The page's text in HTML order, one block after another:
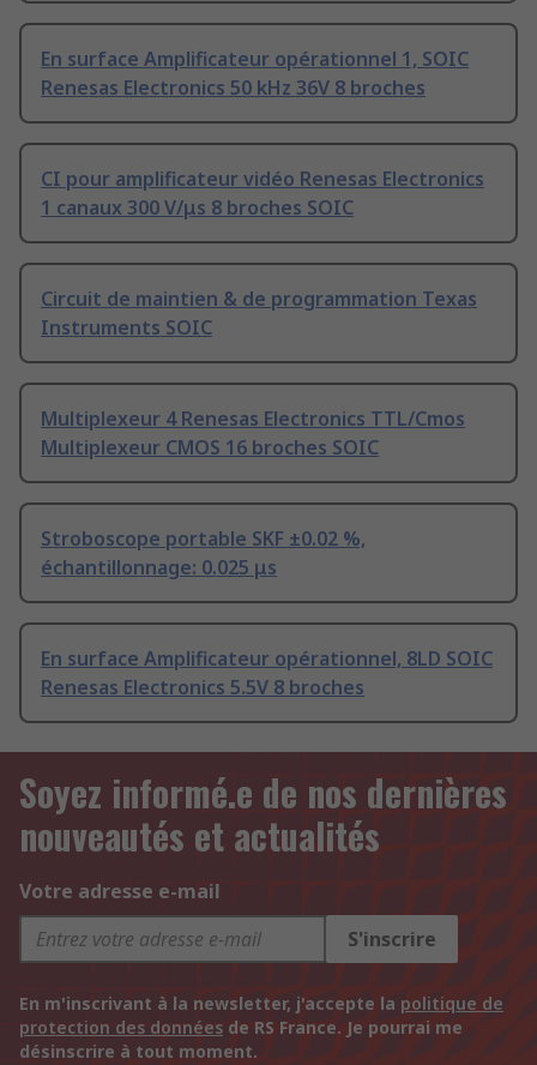
En surface Amplificateur opérationnel 1, SOIC
Renesas Electronics 50 kHz 36V 8 broches
CI pour amplificateur vidéo Renesas Electronics
1 canaux 300 V/μs 8 broches SOIC
Circuit de maintien & de programmation Texas
Instruments SOIC
Multiplexeur 4 Renesas Electronics TTL/Cmos
Multiplexeur CMOS 16 broches SOIC
Stroboscope portable SKF ±0.02 %,
échantillonnage: 0.025 μs
En surface Amplificateur opérationnel, 8LD SOIC
Renesas Electronics 5.5V 8 broches
Soyez informé.e de nos dernières
nouveautés et actualités
Votre adresse e-mail
S'inscrire
En m'inscrivant à la newsletter, j'accepte la politique de
protection des données de RS France. Je pourrai me
désinscrire à tout moment.